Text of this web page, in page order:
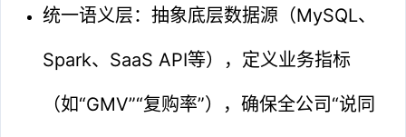
统一语义层：抽象底层数据源（MySQL、
Spark、SaaS API等），定义业务指标
（如“GMV”“复购率”），确保全公司“说同